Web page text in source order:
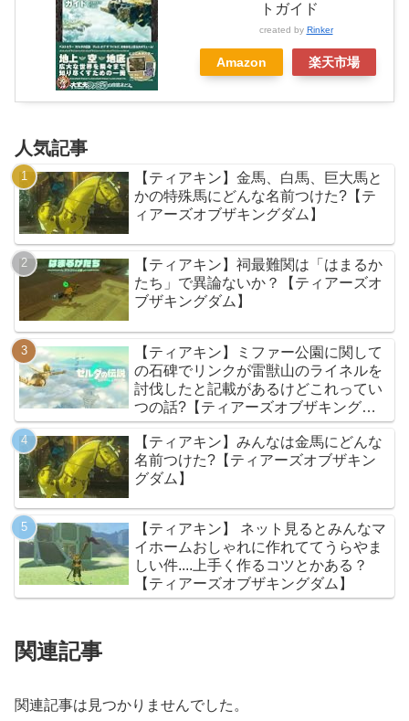
トガイド
created by Rinker
Amazon 楽天市場
人気記事
【ティアキン】金馬、白馬、巨大馬と
かの特殊馬にどんな名前つけた?【テ
ィアーズオブザキングダム】
【ティアキン】祠最難関は「はまるか
たち」で異論ないか？【ティアーズオ
ブザキングダム】
【ティアキン】ミファー公園に関して
の石碑でリンクが雷獣山のライネルを
討伐したと記載があるけどこれってい
つの話?【ティアーズオブザキングダ
ム】
【ティアキン】みんなは金馬にどんな
名前つけた?【ティアーズオブザキン
グダム】
【ティアキン】 ネット見るとみんなマ
イホームおしゃれに作れててうらやま
しい件....上手く作るコツとかある？
【ティアーズオブザキングダム】
関連記事
関連記事は見つかりませんでした。